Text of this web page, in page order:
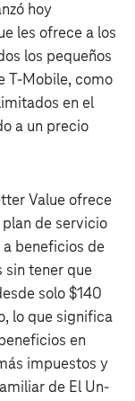
hoy
les ofrece a los
los pequeños
T‑Mobile, como
en el
a un precio
Value ofrece
de servicio
beneficios de
sin tener que
solo $140
lo que significa
en
impuestos y
de El Un-